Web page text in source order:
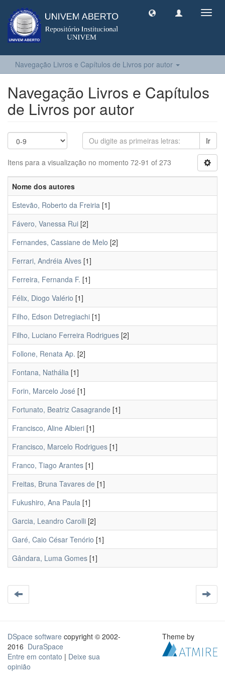
Navegação Livros e Capítulos de Livros por autor
Navegação Livros e Capítulos
de Livros por autor
Ir
Itens para a visualização no momento 72-91 of 273
Nome dos autores
Estevão, Roberto da Freiria [1]
Fávero, Vanessa Rui [2]
Fernandes, Cassiane de Melo [2]
Ferrari, Andréia Alves [1]
Ferreira, Fernanda F. [1]
Félix, Diogo Valério [1]
Filho, Edson Detregiachi [1]
Filho, Luciano Ferreira Rodrigues [2]
Follone, Renata Ap. [2]
Fontana, Nathália [1]
Forin, Marcelo José [1]
Fortunato, Beatriz Casagrande [1]
Francisco, Aline Albieri [1]
Francisco, Marcelo Rodrigues [1]
Franco, Tiago Arantes [1]
Freitas, Bruna Tavares de [1]
Fukushiro, Ana Paula [1]
Garcia, Leandro Carolli [2]
Garé, Caio César Tenório [1]
Gândara, Luma Gomes [1]
DSpace software copyright © 2002-
2016 DuraSpace
Entre em contato | Deixe sua
opinião
Theme by